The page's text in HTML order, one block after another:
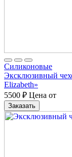
Cиликоновые
Эксклюзивный
Elizabeth»
5500 ₽ Цена от
Заказать